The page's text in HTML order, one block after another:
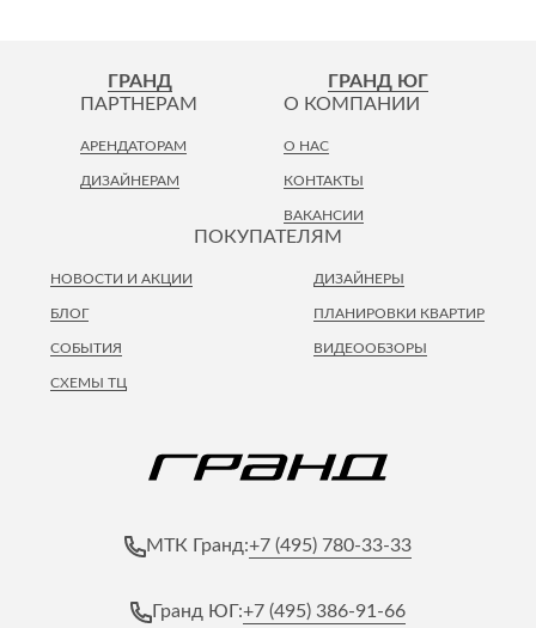
ГРАНД ГРАНД ЮГ
ПОКУПАТЕЛЯМ
НОВОСТИ И АКЦИИ
ПЛАНИРОВКИ КВАРТИР
ВИДЕООБЗОРЫ
БЛОГ
СОБЫТИЯ
СХЕМЫ ТЦ
ДИЗАЙНЕРЫ
ПАРТНЕРАМ
АРЕНДАТОРАМ
ДИЗАЙНЕРАМ
О КОМПАНИИ
О НАС
КОНТАКТЫ
ВАКАНСИИ
МТК Гранд:+7 (495) 780-33-33
Гранд ЮГ:+7 (495) 386-91-66